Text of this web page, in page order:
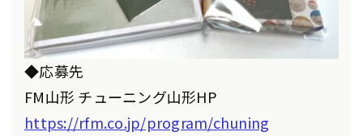
◆応募先
FM山形 チューニング山形HP
https://rfm.co.jp/program/chuning